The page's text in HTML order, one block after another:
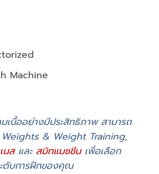
Machine
เนื้ออย่างมีประสิทธิภาพ สามารถ
& Weight Training,
นสและ สมิทแมชชีนเพื่อเลือก
ดับการฝึกของคุณ